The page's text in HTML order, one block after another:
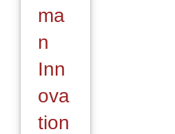
ma
n
Inn
ova
tion